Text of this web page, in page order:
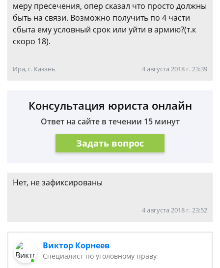
меру пресечения, опер сказал что просто должны
быть на связи. Возможно получить по 4 части
сбыта ему условный срок или уйти в армию?(т.к
скоро 18).
Ира, г. Казань 4 августа 2018 г. 23:39
Консультация юриста онлайн
Ответ на сайте в течении 15 минут
Задать вопрос
Нет, не зафиксированы
4 августа 2018 г. 23:52
Виктор Корнеев
Cпециалист по уголовному праву